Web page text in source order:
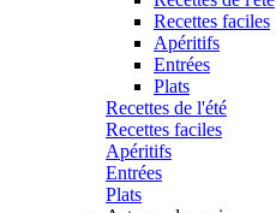
Recettes faciles
Apéritifs
Entrées
Plats
Recettes de l'été
Recettes faciles
Apéritifs
Entrées
Plats